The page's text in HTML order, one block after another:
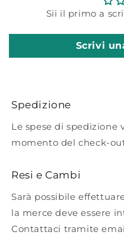
Sii il primo a
Scrivi
Spedizione
Le spese di spedizione
momento del check-
Resi e Cambi
Sarà possibile
la merce deve essere
Contattaci tramite